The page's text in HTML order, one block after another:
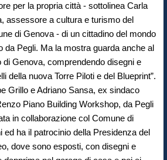
per la propria città - sottolinea Carla
assessore a cultura e turismo del
di Genova - di un cittadino del mondo
da Pegli. Ma la mostra guarda anche al
di Genova, comprendendo disegni e
della nuova Torre Piloti e del Blueprint”.
Grillo e Adriano Sansa, ex sindaco
Piano Building Workshop, da Pegli
in collaborazione col Comune di
ha il patrocinio della Presidenza del
dove sono esposti, con disegni e